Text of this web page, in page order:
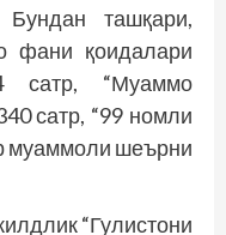
ташқари,
фани қоидалари
сатр, “Муаммо
сатр, “99 номли
муаммоли шеърни
“Гулистони